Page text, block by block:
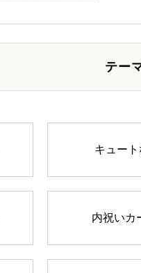
テー
キュー
内祝いカ